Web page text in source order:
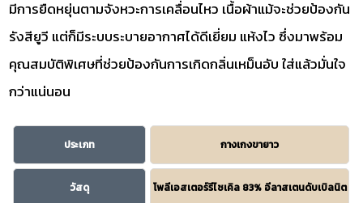
มีการยืดหยุ่นตามจังหวะการเคลื่อนไหว เนื้อผ้าแม้จะช่วยป้องกัน
รังสียูวี แต่ก็มีระบบระบายอากาศได้ดีเยี่ยม แห้งไว ซึ่งมาพร้อม
คุณสมบัติพิเศษที่ช่วยป้องกันการเกิดกลิ่นเหม็นอับ ใส่แล้วมั่นใจ
กว่าแน่นอน
ประเภท กางเกงขายาว
วัสดุ
โพลีเอสเตอร์รีไซเคิล 83% อีลาสเตนดับเบิลนิต